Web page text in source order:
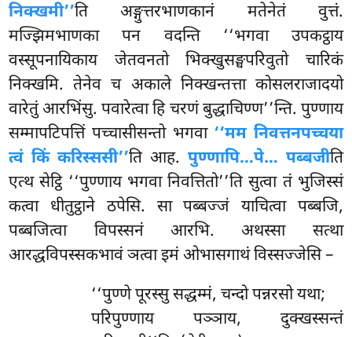
निक्खमी’’ति अङ्गुत्तरभाणकानं मतेनेतं वुत्तं.
मज्झिमभाणका पन वदन्ति ‘‘भगवा उपकट्ठाय
वस्सूपनायिकाय जेतवनतो भिक्खुसङ्घपरिवुतो चारिकं
निक्खमि. तेनेव च अकाले निक्खन्तत्ता कोसलराजादयो
वारेतुं आरभिंसु. पवारेत्वा हि चरणं बुद्धाचिण्ण’’न्ति. पुण्णाय
सम्मापटिपत्तिं पच्चासीसन्तो भगवा ‘‘मम निवत्तनपच्चया
त्वं किं करिस्ससी’’ति आह. पुण्णापि…पे… पब्बजीति
एत्थ सेट्ठि ‘‘पुण्णाय भगवा निवत्तितो’’ति सुत्वा तं भुजिस्सं
कत्वा धीतुट्ठाने ठपेसि. सा पब्बज्जं याचित्वा पब्बजि,
पब्बजित्वा विपस्सनं आरभि. अथस्सा सत्था
आरद्धविपस्सकभावं ञत्वा इमं ओभासगाथं विस्सज्जेसि –
‘‘पुण्णेपूरस्सु सद्धम्मं, चन्दो पन्नरसो यथा;
परिपुण्णाय पञ्ञाय, दुक्खस्सन्तं